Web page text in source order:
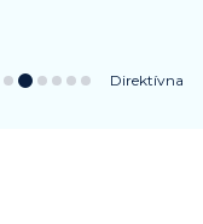
Direktívna